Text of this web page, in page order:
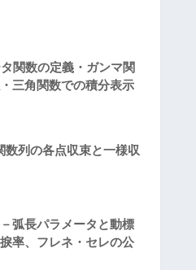
タ関数の定義・ガンマ関
三角関数での積分表示
数列の各点収束と一様収
弧長パラメータと動標
率、フレネ・セレの公